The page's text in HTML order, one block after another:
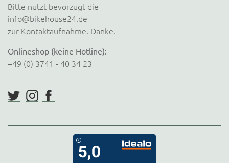
Bitte nutzt bevorzugt die
info@bikehouse24.de
zur Kontaktaufnahme. Danke.
Onlineshop (keine Hotline):
+49 (0) 3741 - 40 34 23